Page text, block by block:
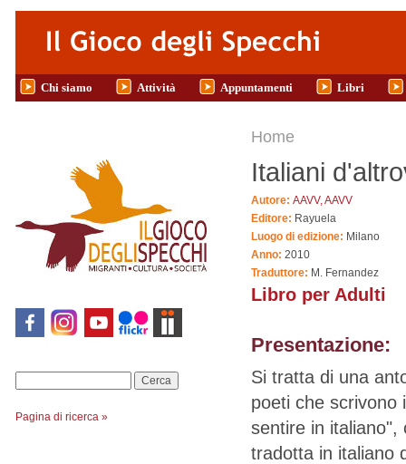
Salta al contenuto principale
Chi siamo Attività Appuntamenti Libri
Pagina di ricerca »
Tu sei qui
Home
Italiani
Autore: AAVV, AAVV
Editore: Rayuela
Luogo di edizione: Milano
Anno: 2010
Traduttore: M. Fernandez
Libro per Adulti
Presentazione:
Si tratta di una
poeti che scrivono
sentire in italiano",
tradotta in italiano